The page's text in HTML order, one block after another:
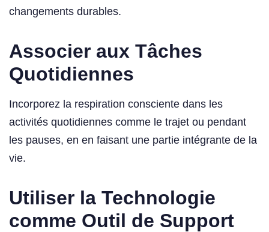
changements durables.
Associer aux Tâches
Quotidiennes
Incorporez la respiration consciente dans les
activités quotidiennes comme le trajet ou pendant
les pauses, en en faisant une partie intégrante de la
vie.
Utiliser la Technologie
comme Outil de Support